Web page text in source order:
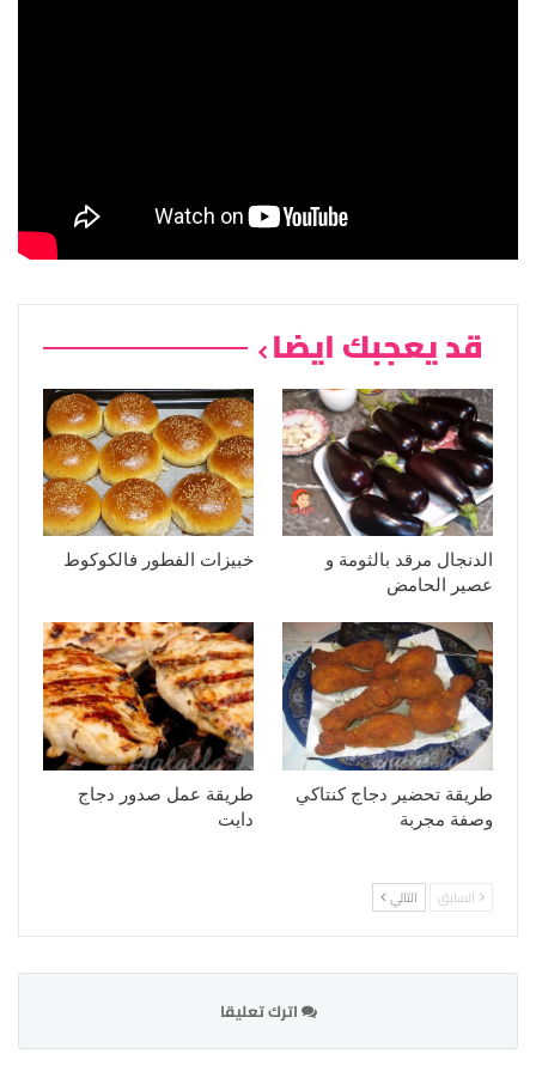
قد يعجبك ايضا
الدنجال مرقد بالثومة و
عصير الحامض
خبيزات الفطور فالكوكوط
طريقة تحضير دجاج كنتاكي
وصفة مجربة
طريقة عمل صدور دجاج
دايت
السابق التالي
اترك تعليقا